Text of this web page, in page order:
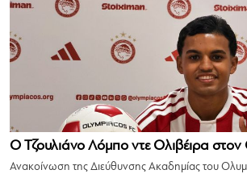
Ο Τζουλιάνο Λόμπο ντε Ολιβέιρα
Ανακοίνωση της Διεύθυνσης Ακαδημίας του